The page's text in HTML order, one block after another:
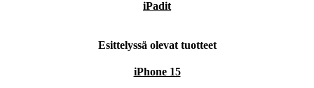
iPadit
Esittelyssä olevat tuotteet
iPhone 15